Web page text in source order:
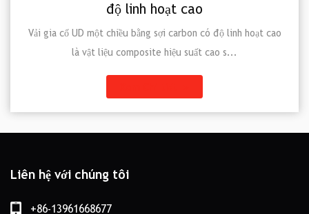
độ linh hoạt cao
gia cố UD một chiều bằng sợi carbon có độ linh hoạt cao
là vật liệu composite hiệu suất cao s...
Liên hệ với chúng tôi
+86-13961668677